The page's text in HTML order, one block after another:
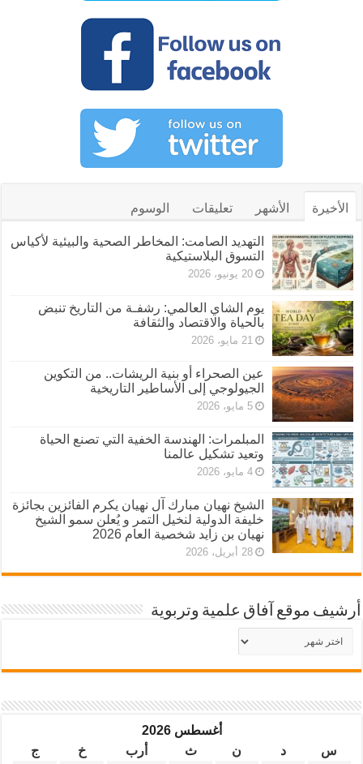
الأخيرة الأشهر تعليقات الوسوم
التهديد الصامت: المخاطر الصحية والبيئية لأكياس
التسوق البلاستيكية
20 يونيو، 2026
يوم الشاي العالمي: رشفـة من التاريخ تنبض
بالحياة والاقتصاد والثقافة
21 مايو، 2026
عين الصحراء أو بنية الريشات.. من التكوين
الجيولوجي إلى الأساطير التاريخية
5 مايو، 2026
المبلمرات: الهندسة الخفية التي تصنع الحياة
وتعيد تشكيل عالمنا
4 مايو، 2026
الشيخ نهيان مبارك آل نهيان يكرم الفائزين بجائزة
خليفة الدولية لنخيل التمر و يُعلن سمو الشيخ
نهيان بن زايد شخصية العام 2026
28 أبريل، 2026
أرشيف موقع آفاق علمية وتربوية
أرشيف
موقع
أغسطس 2026
س
د ن ث أرب خ
ج